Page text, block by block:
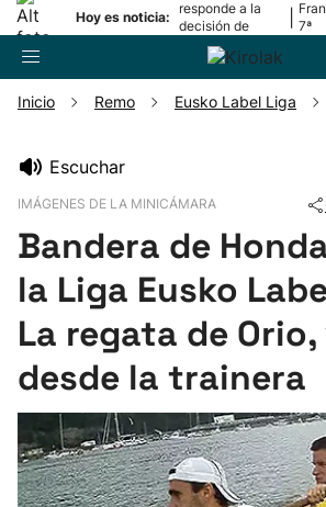
Hoy es noticia:
responde a la
decisión de
Oriamendi
7ª
Pelota
Remo
Ciclismo
Inicio Remo Eusko Label Liga
Escuchar
IMÁGENES DE LA MINICÁMARA
Bandera de
la Liga Eusko
La regata de
desde la trainera